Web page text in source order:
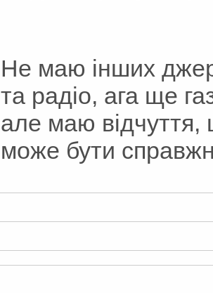
Не маю інших
та радіо, ага ще
але маю відчуття,
може бути